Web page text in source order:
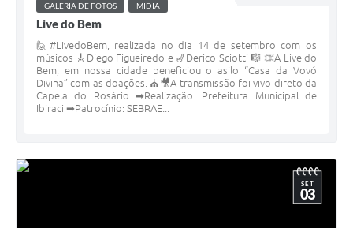
GALERIA DE FOTOS MÍDIA
Live do Bem
🙋#LivedoBem, realizada no dia 14 de setembro com os
músicos 🎸Diego Figueiredo e 🎷Derico Sciotti 🎼 👏A Live do
Bem, em nossa cidade beneficiou o asilo “Casa da Vovó
Divina” com as doações. ⛪🎥A transmissão foi vivo direto da
Capela do Rosário ➡Realização: Prefeitura Municipal de
Ibiraci ➡Patrocínio: SEBRAE...
SET
03